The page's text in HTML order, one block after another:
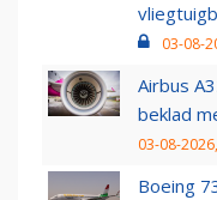
03-08-
Airbus
beklad
03-08-
Boeing